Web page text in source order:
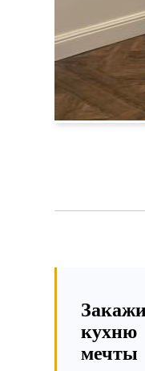
кухню
мечты